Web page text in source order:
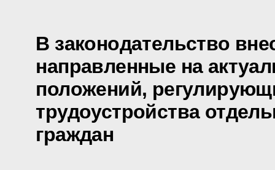
В законодательство
направленные на
положений,
трудоустройства
граждан